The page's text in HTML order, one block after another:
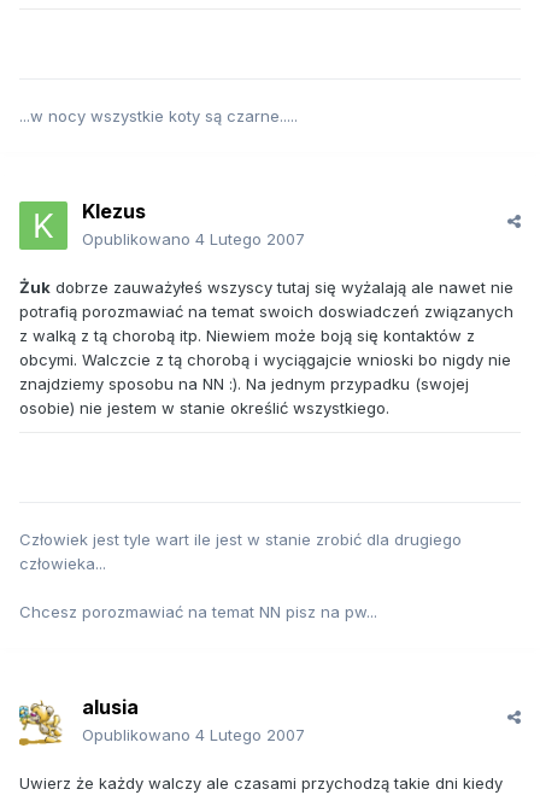
...w nocy wszystkie koty są czarne.....
Klezus
Opublikowano 4 Lutego 2007
Żuk dobrze zauważyłeś wszyscy tutaj się wyżalają ale nawet nie
potrafią porozmawiać na temat swoich doswiadczeń związanych
z walką z tą chorobą itp. Niewiem może boją się kontaktów z
obcymi. Walczcie z tą chorobą i wyciągajcie wnioski bo nigdy nie
znajdziemy sposobu na NN :). Na jednym przypadku (swojej
osobie) nie jestem w stanie określić wszystkiego.
Człowiek jest tyle wart ile jest w stanie zrobić dla drugiego
człowieka...
Chcesz porozmawiać na temat NN pisz na pw...
alusia
Opublikowano 4 Lutego 2007
Uwierz że każdy walczy ale czasami przychodzą takie dni kiedy